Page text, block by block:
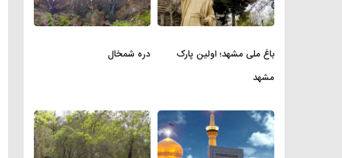
باغ ملی مشهد؛ اولین پارک
مشهد
دره شمخال